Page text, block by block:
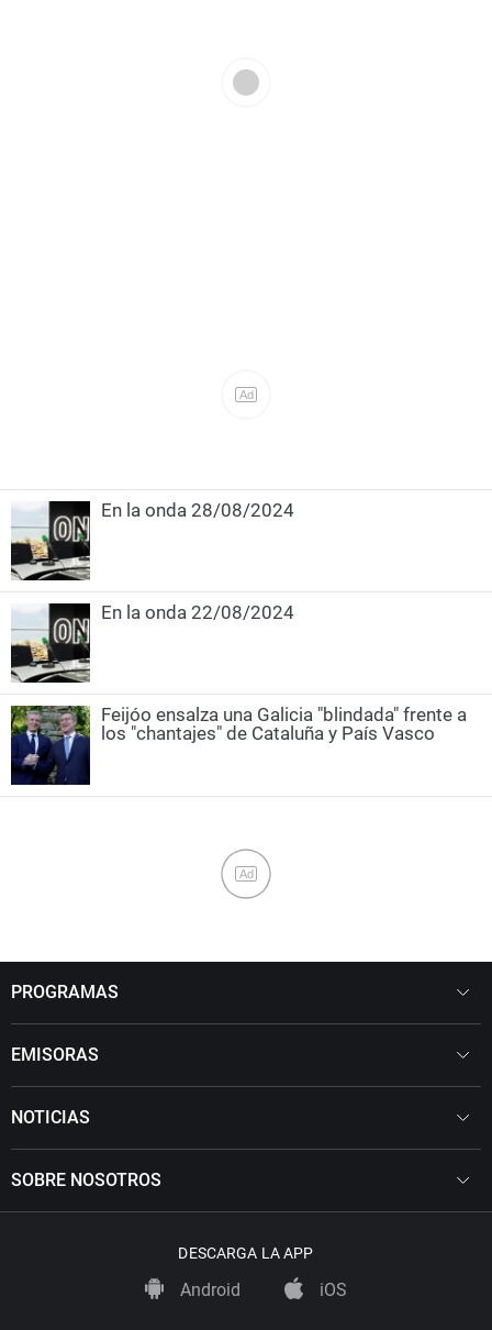
En la onda 28/08/2024
En la onda 22/08/2024
Feijóo ensalza una Galicia "blindada" frente a
los "chantajes" de Cataluña y País Vasco
Ad
PROGRAMAS
EMISORAS
NOTICIAS
SOBRE NOSOTROS
DESCARGA LA APP
Android iOS